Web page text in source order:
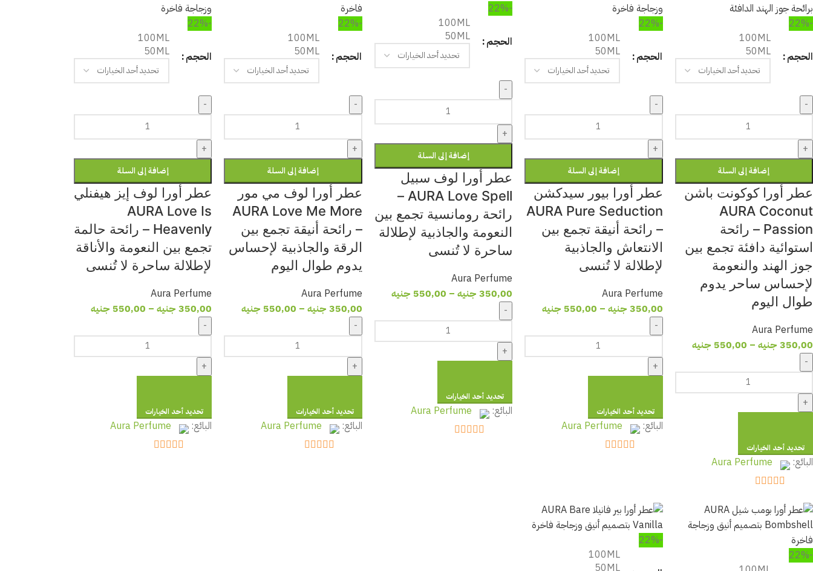
-22%
الحجم
100ML
50ML
-
+
إضافة إلى السلة
عطر أورا كوكونت باشن
AURA Coconut
Passion – رائحة
استوائية دافئة تجمع بين
جوز الهند والنعومة
لإحساس ساحر يدوم
طوال اليوم
Aura Perfume
350,00 جنيه –
550,00 جنيه
-
+
تحديد أحد الخيارات
البائع: Aura Perfume
-22%
الحجم
100ML
50ML
-
+
إضافة إلى السلة
عطر أورا بيور سيدكشن
AURA Pure Seduction
– رائحة أنيقة تجمع بين
الانتعاش والجاذبية
لإطلالة لا تُنسى
Aura Perfume
350,00 جنيه –
550,00 جنيه
-
+
تحديد أحد الخيارات
البائع: Aura Perfume
-22%
الحجم
100ML
50ML
-
+
إضافة إلى السلة
عطر أورا لوف سبيل
AURA Love Spell –
رائحة رومانسية تجمع بين
النعومة والجاذبية لإطلالة
ساحرة لا تُنسى
Aura Perfume
350,00 جنيه –
550,00 جنيه
-
+
تحديد أحد الخيارات
البائع: Aura Perfume
-22%
الحجم
100ML
50ML
-
+
إضافة إلى السلة
عطر أورا لوف مي مور
AURA Love Me More
– رائحة أنيقة تجمع بين
الرقة والجاذبية لإحساس
يدوم طوال اليوم
Aura Perfume
350,00 جنيه –
550,00 جنيه
-
+
تحديد أحد الخيارات
البائع: Aura Perfume
-22%
الحجم
100ML
50ML
-
+
إضافة إلى السلة
عطر أورا لوف إيز هيفنلي
AURA Love Is
Heavenly – رائحة حالمة
تجمع بين النعومة والأناقة
لإطلالة ساحرة لا تُنسى
Aura Perfume
350,00 جنيه –
550,00 جنيه
-
+
تحديد أحد الخيارات
البائع: Aura Perfume
-22%
-22%
100ML
50ML